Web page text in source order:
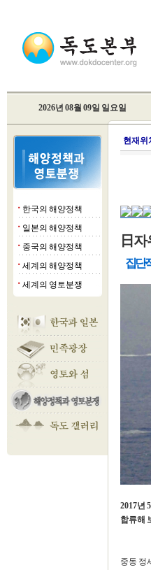
2026년 08월 09일 일요일
■ 한국의 해양정책
■ 일본의 해양정책
■ 중국의 해양정책
■ 세계의 해양정책
■ 세계의 영토분쟁
현재위
日
집단
2017년
합류해
중동 정